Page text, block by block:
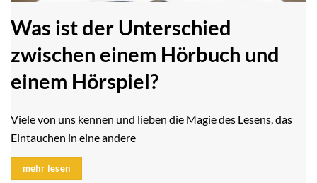
Was ist der Unterschied
zwischen einem Hörbuch und
einem Hörspiel?
Viele von uns kennen und lieben die Magie des Lesens, das
Eintauchen in eine andere
mehr lesen